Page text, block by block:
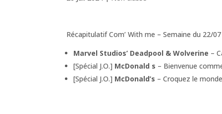
Récapitulatif Com’ With me – Semaine du 22/07
Marvel Studios’ Deadpool & Wolverine –
[Spécial J.O.] McDonald s – Bienvenue
[Spécial J.O.] McDonald’s – Croquez le monde